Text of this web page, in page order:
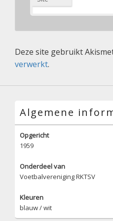
Deze site gebruikt
verwerkt.
Algemene
Opgericht
1959
Onderdeel van
Voetbalvereniging RKTSV
Kleuren
blauw / wit